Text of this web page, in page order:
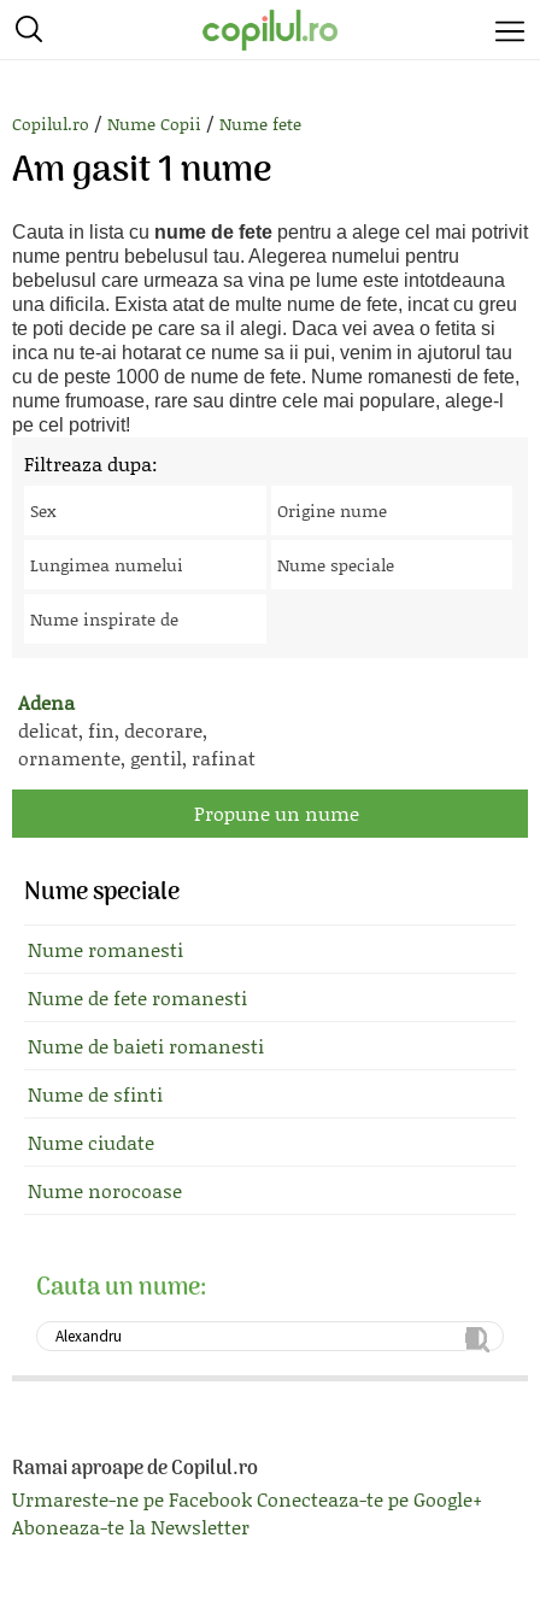
Copilul.ro / Nume Copii / Nume fete
Am gasit 1 nume
Cauta in lista cu nume de fete pentru a alege cel mai potrivit
nume pentru bebelusul tau. Alegerea numelui pentru
bebelusul care urmeaza sa vina pe lume este intotdeauna
una dificila. Exista atat de multe nume de fete, incat cu greu
te poti decide pe care sa il alegi. Daca vei avea o fetita si
inca nu te-ai hotarat ce nume sa ii pui, venim in ajutorul tau
cu de peste 1000 de nume de fete. Nume romanesti de fete,
nume frumoase, rare sau dintre cele mai populare, alege-l
pe cel potrivit!
Filtreaza dupa:
Sex Origine nume
Lungimea numelui Nume speciale
Nume inspirate de
Adena
delicat, fin, decorare,
ornamente, gentil, rafinat
Propune un nume
Nume speciale
Nume romanesti
Nume de fete romanesti
Nume de baieti romanesti
Nume de sfinti
Nume ciudate
Nume norocoase
Cauta un nume:
Ramai aproape de Copilul.ro
Urmareste-ne pe FacebookConecteaza-te pe Google+
Aboneaza-te la Newsletter